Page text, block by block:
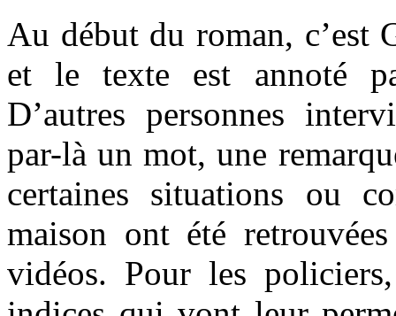
Au début du roman, c’est
et le texte est annoté
D’autres personnes
par-là un mot, une
certaines situations ou
maison ont été
vidéos. Pour les